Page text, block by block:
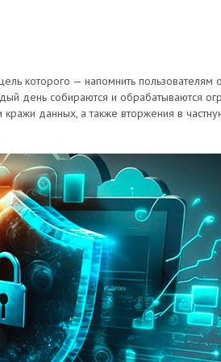
которого — напомнить пользователям
день собираются и обрабатываются
данных, а также вторжения в